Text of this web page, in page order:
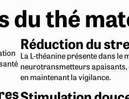
du thé
Réduction du
La L-théanine présente dans
neurotransmetteurs
en maintenant la vigilance.